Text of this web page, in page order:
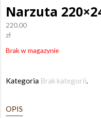
Narzuta
220.00
zł
Brak w magazynie
Kategoria Brak kategorii.
OPIS